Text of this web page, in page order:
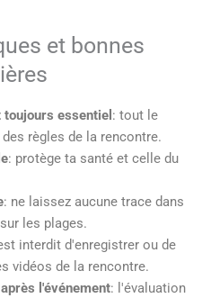
et bonnes
toujours essentiel : tout le
règles de la rencontre.
: protège ta santé et celle du
: ne laissez aucune trace dans
les plages.
interdit d'enregistrer ou de
vidéos de la rencontre.
l'événement: l'évaluation